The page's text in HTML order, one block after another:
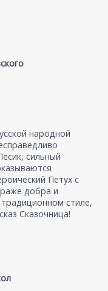
народной
сильный
Петух с
добра и
стиле,
Сказочница!